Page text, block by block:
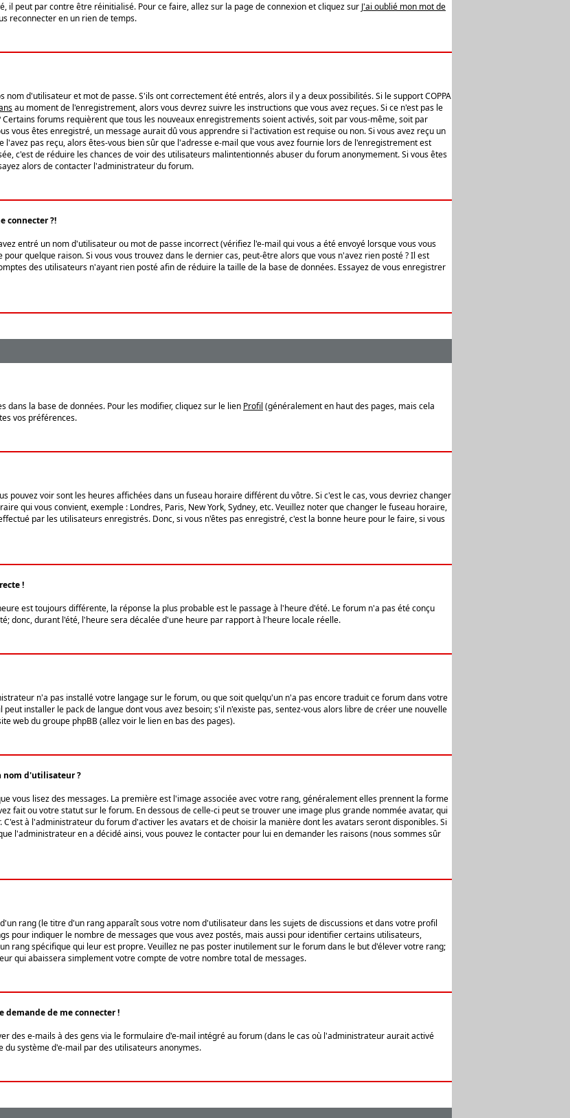
il peut par contre être réinitialisé. Pour ce faire, allez sur la page de connexion et cliquez sur J'ai oublié mon mot de
reconnecter en un rien de temps.
d'utilisateur et mot de passe. S'ils ont correctement été entrés, alors il y a deux possibilités. Si le support COPPA
au moment de l'enregistrement, alors vous devrez suivre les instructions que vous avez reçues. Si ce n'est pas le
forums requièrent que tous les nouveaux enregistrements soient activés, soit par vous-même, soit par
vous êtes enregistré, un message aurait dû vous apprendre si l'activation est requise ou non. Si vous avez reçu un
pas reçu, alors êtes-vous bien sûr que l'adresse e-mail que vous avez fournie lors de l'enregistrement est
c'est de réduire les chances de voir des utilisateurs malintentionnés abuser du forum anonymement. Si vous êtes
alors de contacter l'administrateur du forum.
connecter ?!
entré un nom d'utilisateur ou mot de passe incorrect (vérifiez l'e-mail qui vous a été envoyé lorsque vous vous
quelque raison. Si vous vous trouvez dans le dernier cas, peut-être alors que vous n'avez rien posté ? Il est
des utilisateurs n'ayant rien posté afin de réduire la taille de la base de données. Essayez de vous enregistrer
la base de données. Pour les modifier, cliquez sur le lien Profil (généralement en haut des pages, mais cela
vos préférences.
pouvez voir sont les heures affichées dans un fuseau horaire différent du vôtre. Si c'est le cas, vous devriez changer
qui vous convient, exemple : Londres, Paris, New York, Sydney, etc. Veuillez noter que changer le fuseau horaire,
par les utilisateurs enregistrés. Donc, si vous n'êtes pas enregistré, c'est la bonne heure pour le faire, si vous
!
est toujours différente, la réponse la plus probable est le passage à l'heure d'été. Le forum n'a pas été conçu
donc, durant l'été, l'heure sera décalée d'une heure par rapport à l'heure locale réelle.
n'a pas installé votre langage sur le forum, ou que soit quelqu'un n'a pas encore traduit ce forum dans votre
installer le pack de langue dont vous avez besoin; s'il n'existe pas, sentez-vous alors libre de créer une nouvelle
web du groupe phpBB (allez voir le lien en bas des pages).
nom d'utilisateur ?
vous lisez des messages. La première est l'image associée avec votre rang, généralement elles prennent la forme
fait ou votre statut sur le forum. En dessous de celle-ci peut se trouver une image plus grande nommée avatar, qui
à l'administrateur du forum d'activer les avatars et de choisir la manière dont les avatars seront disponibles. Si
l'administrateur en a décidé ainsi, vous pouvez le contacter pour lui en demander les raisons (nous sommes sûr
rang (le titre d'un rang apparaît sous votre nom d'utilisateur dans les sujets de discussions et dans votre profil
pour indiquer le nombre de messages que vous avez postés, mais aussi pour identifier certains utilisateurs,
rang spécifique qui leur est propre. Veuillez ne pas poster inutilement sur le forum dans le but d'élever votre rang;
qui abaissera simplement votre compte de votre nombre total de messages.
de me connecter !
des e-mails à des gens via le formulaire d'e-mail intégré au forum (dans le cas où l'administrateur aurait activé
système d'e-mail par des utilisateurs anonymes.